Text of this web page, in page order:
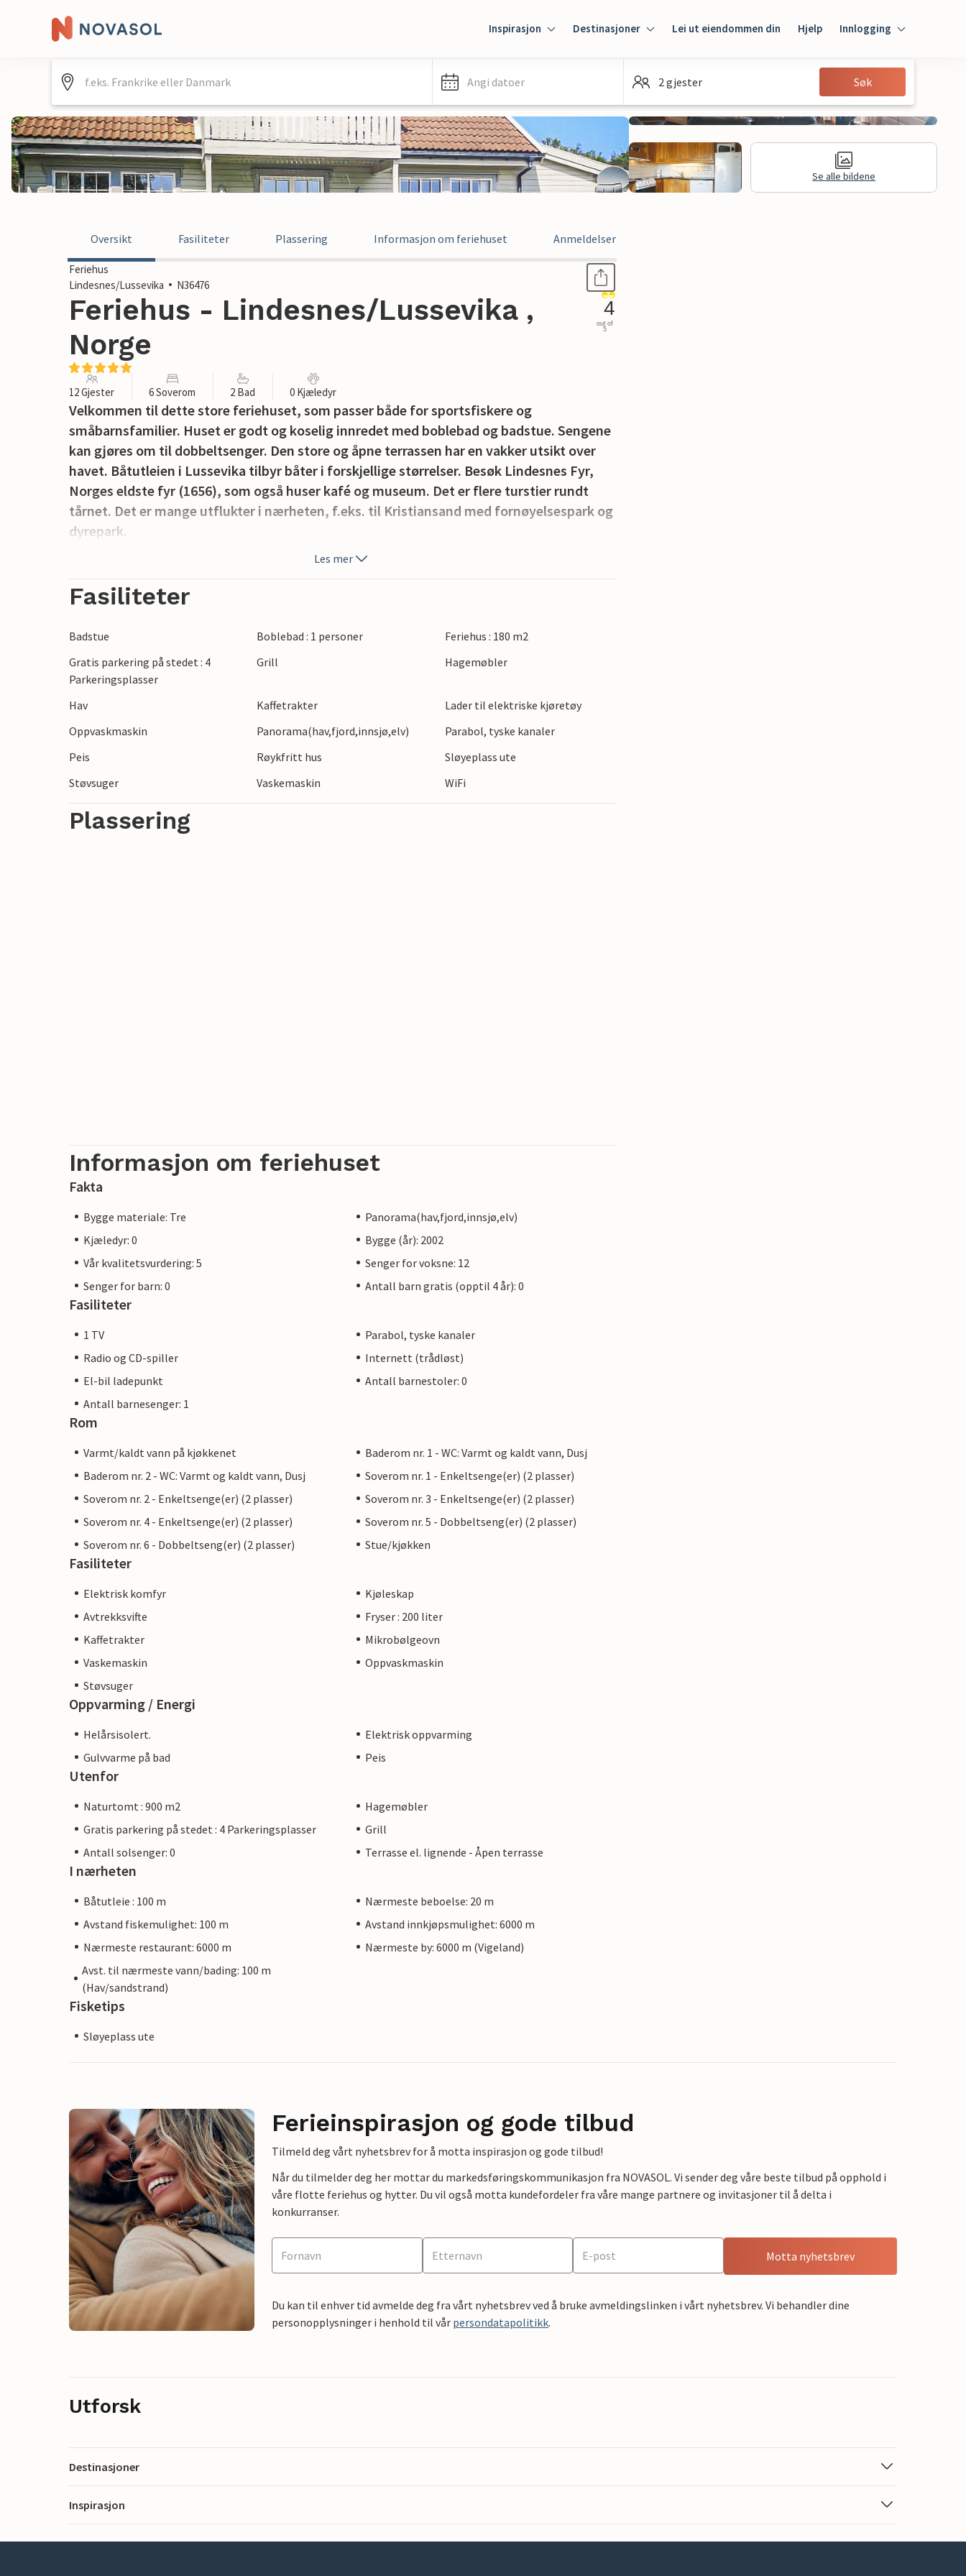
Inspirasjon Destinasjoner Lei ut eiendommen din Hjelp Innlogging
Innlogging
Gjest
Angi datoer 2 gjester Søk
Se alle bildene
Oversikt Fasiliteter Plassering Informasjon om feriehuset Anmeldelser
Feriehus
Lindesnes/Lussevika
N36476
Feriehus - Lindesnes/Lussevika ,
Norge
4
out of
5
12 Gjester 6 Soverom 2 Bad 0 Kjæledyr
Velkommen til dette store feriehuset, som passer både for sportsfiskere og
småbarnsfamilier. Huset er godt og koselig innredet med boblebad og badstue. Sengene
kan gjøres om til dobbeltsenger. Den store og åpne terrassen har en vakker utsikt over
havet. Båtutleien i Lussevika tilbyr båter i forskjellige størrelser. Besøk Lindesnes Fyr,
Norges eldste fyr (1656), som også huser kafé og museum. Det er flere turstier rundt
tårnet. Det er mange utflukter i nærheten, f.eks. til Kristiansand med fornøyelsespark og
dyrepark.
Les mer
Fasiliteter
Badstue Boblebad : 1 personer
Feriehus : 180 m2
Gratis parkering på stedet : 4
Parkeringsplasser
Grill Hagemøbler
Hav Kaffetrakter
Lader til elektriske kjøretøy
Oppvaskmaskin
Panorama(hav,fjord,innsjø,elv)
Parabol, tyske kanaler
Peis
Røykfritt hus
Sløyeplass ute
Støvsuger
Vaskemaskin WiFi
Plassering
Informasjon om feriehuset
Fakta
Bygge materiale: Tre
Panorama(hav,fjord,innsjø,elv)
Kjæledyr: 0
Bygge (år): 2002
Vår kvalitetsvurdering: 5
Senger for voksne: 12
Senger for barn: 0
Antall barn gratis (opptil 4 år): 0
Fasiliteter
1 TV
Parabol, tyske kanaler
Radio og CD-spiller
Internett (trådløst)
El-bil ladepunkt
Antall barnestoler: 0
Antall barnesenger: 1
Rom
Varmt/kaldt vann på kjøkkenet
Baderom nr. 1 - WC: Varmt og kaldt vann, Dusj
Baderom nr. 2 - WC: Varmt og kaldt vann, Dusj
Soverom nr. 1 - Enkeltsenge(er) (2 plasser)
Soverom nr. 2 - Enkeltsenge(er) (2 plasser)
Soverom nr. 3 - Enkeltsenge(er) (2 plasser)
Soverom nr. 4 - Enkeltsenge(er) (2 plasser)
Soverom nr. 5 - Dobbeltseng(er) (2 plasser)
Soverom nr. 6 - Dobbeltseng(er) (2 plasser)
Stue/kjøkken
Fasiliteter
Elektrisk komfyr
Kjøleskap
Avtrekksvifte
Fryser : 200 liter
Kaffetrakter
Mikrobølgeovn
Vaskemaskin
Oppvaskmaskin
Støvsuger
Oppvarming / Energi
Helårsisolert.
Elektrisk oppvarming
Gulvvarme på bad
Peis
Utenfor
Naturtomt : 900 m2
Hagemøbler
Gratis parkering på stedet : 4 Parkeringsplasser
Grill
Antall solsenger: 0
Terrasse el. lignende - Åpen terrasse
I nærheten
Båtutleie : 100 m
Nærmeste beboelse: 20 m
Avstand fiskemulighet: 100 m
Avstand innkjøpsmulighet: 6000 m
Nærmeste restaurant: 6000 m
Nærmeste by: 6000 m (Vigeland)
Avst. til nærmeste vann/bading: 100 m
(Hav/sandstrand)
Fisketips
Sløyeplass ute
Ferieinspirasjon og gode tilbud
Tilmeld deg vårt nyhetsbrev for å motta inspirasjon og gode tilbud!
Når du tilmelder deg her mottar du markedsføringskommunikasjon fra NOVASOL. Vi sender deg våre beste tilbud på opphold i
våre flotte feriehus og hytter. Du vil også motta kundefordeler fra våre mange partnere og invitasjoner til å delta i
konkurranser.
Motta nyhetsbrev
Du kan til enhver tid avmelde deg fra vårt nyhetsbrev ved å bruke avmeldingslinken i vårt nyhetsbrev. Vi behandler dine
personopplysninger i henhold til vår persondatapolitikk.
Utforsk
Destinasjoner
Inspirasjon